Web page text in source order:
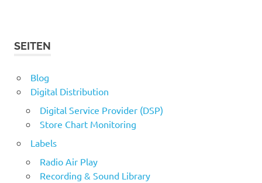
SEITEN
Blog
Digital Distribution
Digital Service Provider (DSP)
Store Chart Monitoring
Labels
Radio Air Play
Recording & Sound Library